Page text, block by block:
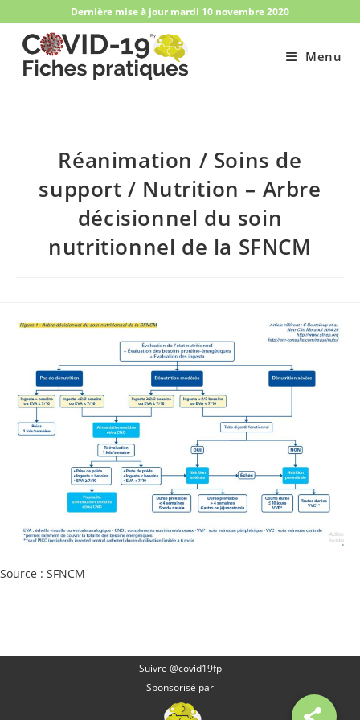
content
Dernière mise à jour mardi 10 novembre 2020
Menu
Réanimation / Soins de
support / Nutrition – Arbre
décisionnel du soin
nutritionnel de la SFNCM
Source : SFNCM
Suivre @covid19fp
Sponsorisé par